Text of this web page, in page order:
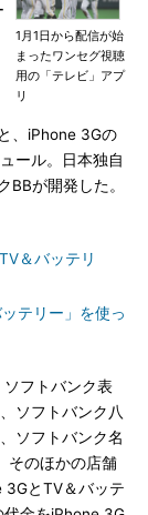
1月1日から配信が始
まったワンセグ視聴
用の「テレビ」アプ
リ
、iPhone 3Gの
ール。日本独自
が開発した。
＆バッテリ
テリー」を使っ
フトバンク表
ソフトバンク八
ソフトバンク名
そのほかの店舗
3GとTV＆バッテ